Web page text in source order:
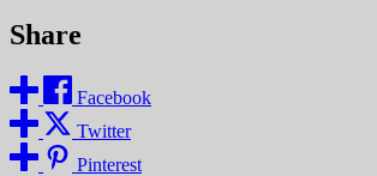
Share
Facebook
Twitter
Pinterest